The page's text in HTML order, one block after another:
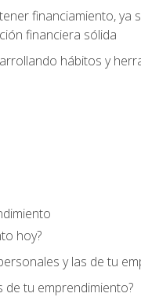
financiamiento,
financiera sólida
hábitos y
hoy?
y las de tu
de tu emprendimiento?